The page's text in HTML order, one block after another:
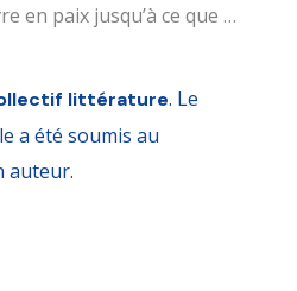
en paix jusqu’à ce que …
littérature. Le
a été soumis au
auteur.